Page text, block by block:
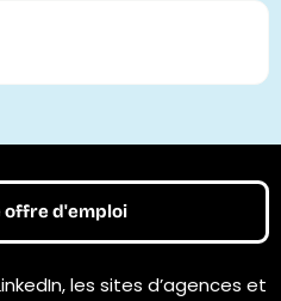
les sites d’agences et
offre d'emploi